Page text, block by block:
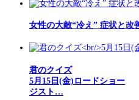
女性の大敵“冷え” 症状と改
君のクイズ
5月15日(金)ロードショー
ジスト…